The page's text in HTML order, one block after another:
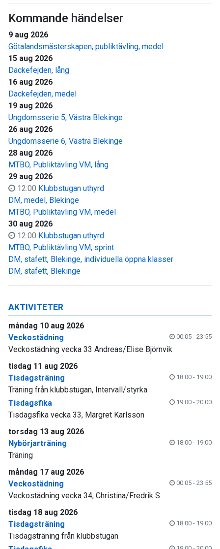
Kommande händelser
9 aug 2026
Götalandsmästerskapen, publiktävling, medel
15 aug 2026
Dackefejden, lång
16 aug 2026
Dackefejden, medel
19 aug 2026
Ungdomsserie 5, Västra Blekinge
26 aug 2026
Ungdomsserie 6, Västra Blekinge
28 aug 2026
MTBO, Publiktävling VM, lång
29 aug 2026
12:00 Klubbstugan uthyrd
DM, medel, Blekinge
MTBO, Publiktävling VM, medel
30 aug 2026
12:00 Klubbstugan uthyrd
MTBO, Publiktävling VM, sprint
DM, stafett, Blekinge, individuella öppna klasser
DM, stafett, Blekinge
AKTIVITETER
måndag 10 aug 2026
Veckostädning
00:05 - 23:55
Veckostädning vecka 33 Andreas/Elise Björnvik
tisdag 11 aug 2026
Tisdagsträning
18:00 - 19:00
Träning från klubbstugan, Intervall/styrka
Tisdagsfika
19:00 - 20:00
Tisdagsfika vecka 33, Margret Karlsson
torsdag 13 aug 2026
Nybörjarträning
18:00 - 19:00
Träning
måndag 17 aug 2026
Veckostädning
00:05 - 23:55
Veckostädning vecka 34, Christina/Fredrik S
tisdag 18 aug 2026
Tisdagsträning
18:00 - 19:00
Tisdagsträning från klubbstugan